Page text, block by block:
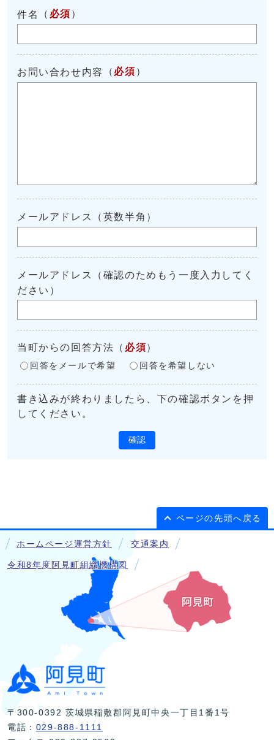
件名 （ 必須 ）
お問い合わせ内容 （ 必須 ）
メールアドレス（英数半角）
メールアドレス（確認のためもう一度入力してく
ださい）
当町からの回答方法 （ 必須 ）
回答をメールで希望 回答を希望しない
書き込みが終わりましたら、下の確認ボタンを押
してください。
確認
ページの先頭へ戻る
ホームページ運営方針 交通案内
令和8年度阿見町組織機構図
〒300-0392 茨城県稲敷郡阿見町中央一丁目1番1号
電話： 029-888-1111